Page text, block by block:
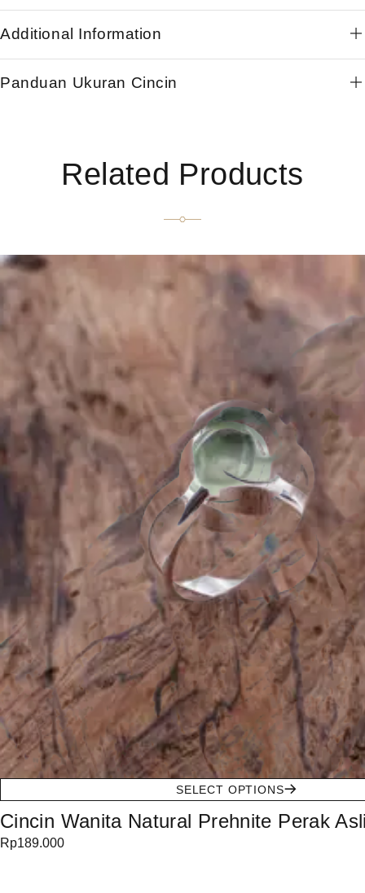
Additional Information
Panduan Ukuran Cincin
Related Products
SELECT OPTIONS
Cincin Wanita Natural Prehnite Perak
Rp189.000